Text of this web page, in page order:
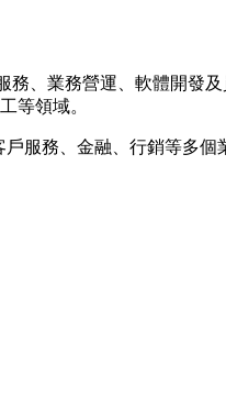
、業務營運、軟體開發
等領域。
服務、金融、行銷等多個